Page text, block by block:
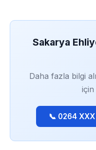
Sakarya
Daha fazla bilgi
için
📞 0264